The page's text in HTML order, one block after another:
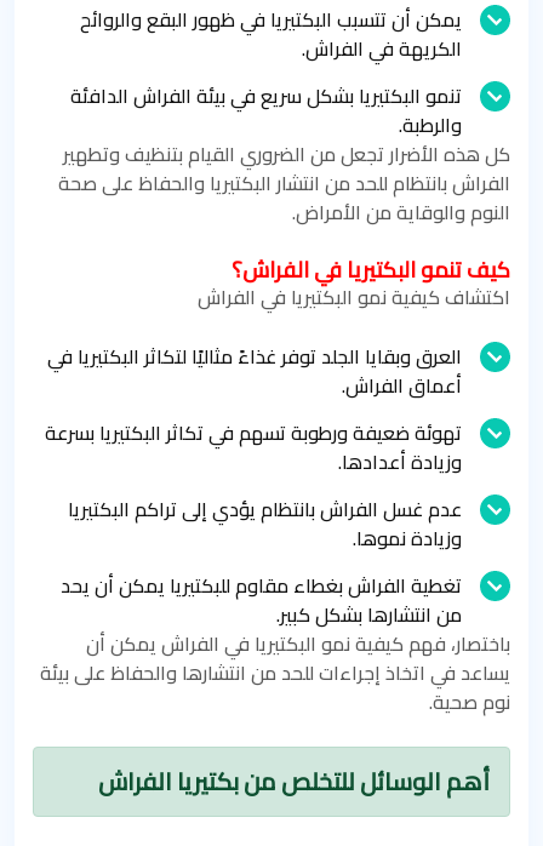
يمكن أن تتسبب البكتيريا في ظهور البقع والروائح
الكريهة في الفراش.
تنمو البكتيريا بشكل سريع في بيئة الفراش الدافئة
والرطبة.
كل هذه الأضرار تجعل من الضروري القيام بتنظيف وتطهير
الفراش بانتظام للحد من انتشار البكتيريا والحفاظ على صحة
النوم والوقاية من الأمراض.
كيف تنمو البكتيريا في الفراش؟
اكتشاف كيفية نمو البكتيريا في الفراش
العرق وبقايا الجلد توفر غذاءً مثاليًا لتكاثر البكتيريا في
أعماق الفراش.
تهوئة ضعيفة ورطوبة تسهم في تكاثر البكتيريا بسرعة
وزيادة أعدادها.
عدم غسل الفراش بانتظام يؤدي إلى تراكم البكتيريا
وزيادة نموها.
تغطية الفراش بغطاء مقاوم للبكتيريا يمكن أن يحد
من انتشارها بشكل كبير.
باختصار، فهم كيفية نمو البكتيريا في الفراش يمكن أن
يساعد في اتخاذ إجراءات للحد من انتشارها والحفاظ على بيئة
نوم صحية.
أهم الوسائل للتخلص من بكتيريا الفراش